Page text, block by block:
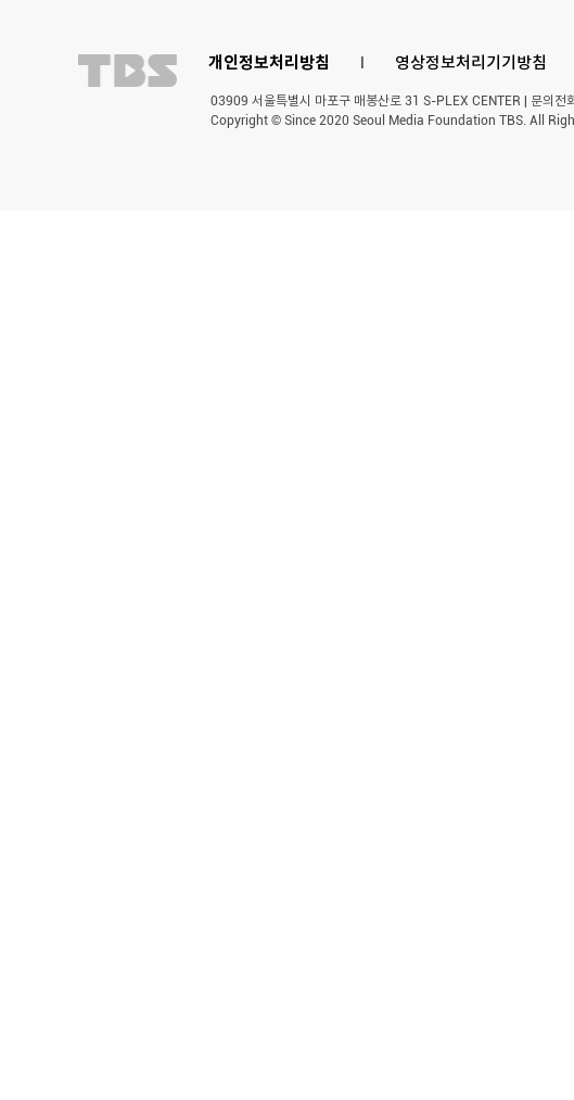
개인정보처리방침 l 영상정보처리기기방침
03909 서울특별시 마포구 매봉산로 31 S-PLEX CENTER | 문의
Copyright © Since 2020 Seoul Media Foundation TBS. All